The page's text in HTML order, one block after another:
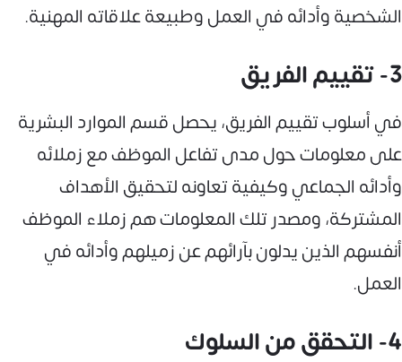
الشخصية وأدائه في العمل وطبيعة علاقاته المهنية.
3- تقييم الفريق
في أسلوب تقييم الفريق، يحصل قسم الموارد البشرية
على معلومات حول مدى تفاعل الموظف مع زملائه
وأدائه الجماعي وكيفية تعاونه لتحقيق الأهداف
المشتركة، ومصدر تلك المعلومات هم زملاء الموظف
أنفسهم الذين يدلون بآرائهم عن زميلهم وأدائه في
العمل.
4- التحقق من السلوك